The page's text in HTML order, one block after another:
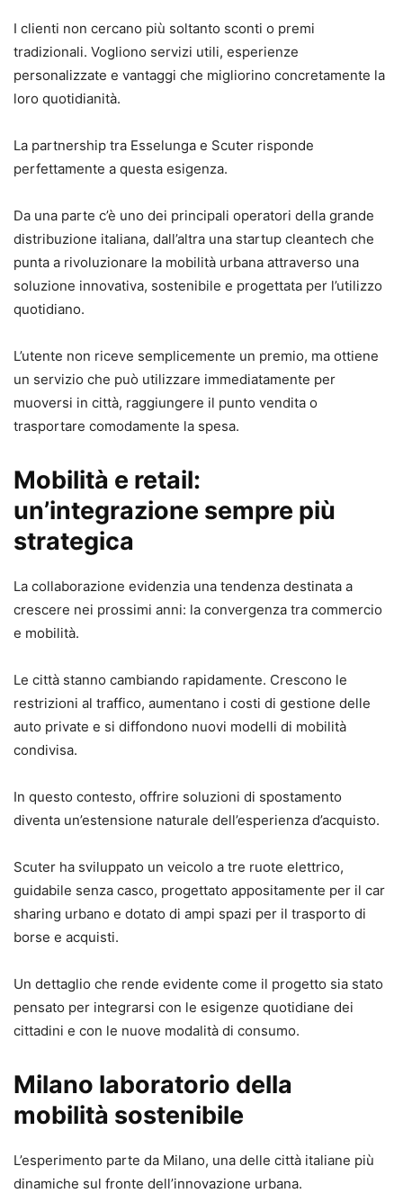
I clienti non cercano più soltanto sconti o premi
tradizionali. Vogliono servizi utili, esperienze
personalizzate e vantaggi che migliorino concretamente la
loro quotidianità.
La partnership tra Esselunga e Scuter risponde
perfettamente a questa esigenza.
Da una parte c’è uno dei principali operatori della grande
distribuzione italiana, dall’altra una startup cleantech che
punta a rivoluzionare la mobilità urbana attraverso una
soluzione innovativa, sostenibile e progettata per l’utilizzo
quotidiano.
L’utente non riceve semplicemente un premio, ma ottiene
un servizio che può utilizzare immediatamente per
muoversi in città, raggiungere il punto vendita o
trasportare comodamente la spesa.
Mobilità e retail:
un’integrazione sempre più
strategica
La collaborazione evidenzia una tendenza destinata a
crescere nei prossimi anni: la convergenza tra commercio
e mobilità.
Le città stanno cambiando rapidamente. Crescono le
restrizioni al traffico, aumentano i costi di gestione delle
auto private e si diffondono nuovi modelli di mobilità
condivisa.
In questo contesto, offrire soluzioni di spostamento
diventa un’estensione naturale dell’esperienza d’acquisto.
Scuter ha sviluppato un veicolo a tre ruote elettrico,
guidabile senza casco, progettato appositamente per il car
sharing urbano e dotato di ampi spazi per il trasporto di
borse e acquisti.
Un dettaglio che rende evidente come il progetto sia stato
pensato per integrarsi con le esigenze quotidiane dei
cittadini e con le nuove modalità di consumo.
Milano laboratorio della
mobilità sostenibile
L’esperimento parte da Milano, una delle città italiane più
dinamiche sul fronte dell’innovazione urbana.